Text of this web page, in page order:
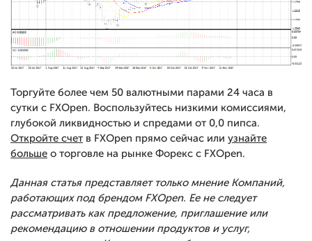
Торгуйте более чем 50 валютными парами 24 часа в
сутки с FXOpen. Воспользуйтесь низкими комиссиями,
глубокой ликвидностью и спредами от 0,0 пипса.
Откройте счет в FXOpen прямо сейчас или узнайте
больше о торговле на рынке Форекс с FXOpen.
Данная статья представляет только мнение Компаний,
работающих под брендом FXOpen. Ее не следует
рассматривать как предложение, приглашение или
рекомендацию в отношении продуктов и услуг,